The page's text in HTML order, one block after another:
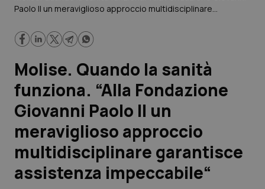
Regioni e Asl
Lavoro e Professioni
Scienza e Farmaci
Studi e Analisi
Lettere al direttore
Edizioni Regionali
Paolo II un meraviglioso approccio multidisciplinare
Molise. Quando la sanità
funziona. “Alla Fondazione
Giovanni Paolo II un
meraviglioso approccio
multidisciplinare garantisce
assistenza impeccabile“